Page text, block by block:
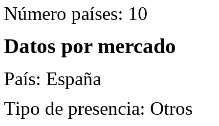
Número países: 10
Datos por mercado
País: España
Tipo de presencia: Otros